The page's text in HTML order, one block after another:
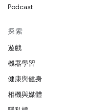
Podcast
探索
遊戲
機器學習
健康與健身
相機與媒體